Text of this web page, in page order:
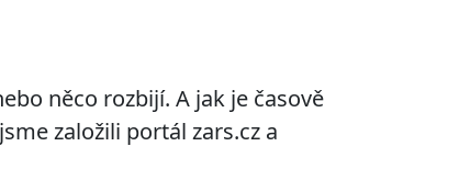
něco rozbijí. A jak je časově
založili portál zars.cz a